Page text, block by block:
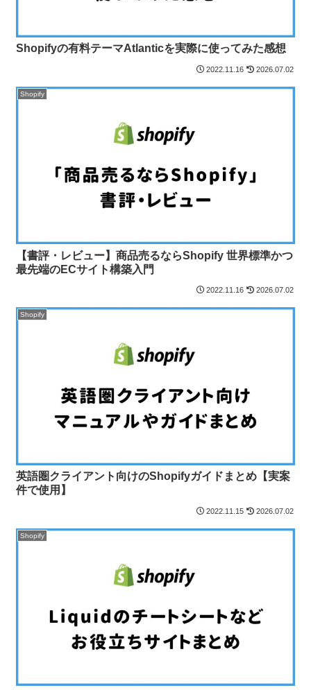
Shopifyの有料テーマAtlanticを実際に使ってみた感想
2022.11.16 2026.07.02
Shopify
【書評・レビュー】商品売るならShopify 世界標準かつ
最先端のECサイト構築入門
2022.11.16 2026.07.02
Shopify
英語圏クライアント向けのShopifyガイドまとめ【実案
件で使用】
2022.11.15 2026.07.02
Shopify